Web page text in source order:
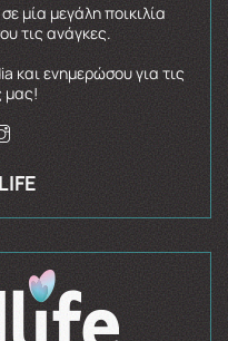
μία μεγάλη ποικιλία
τις ανάγκες.
και ενημερώσου για τις
μας!